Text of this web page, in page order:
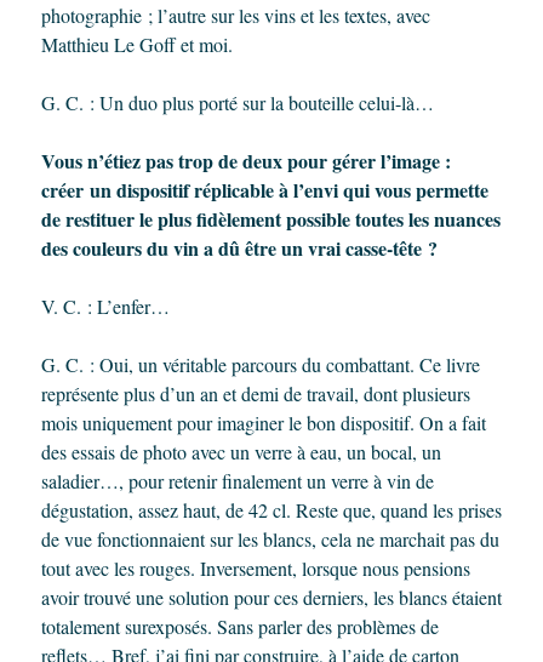
photographie ; l’autre sur les vins et les textes, avec
Matthieu Le Goff et moi.
G. C. : Un duo plus porté sur la bouteille celui-là…
Vous n’étiez pas trop de deux pour gérer l’image :
créer un dispositif réplicable à l’envi qui vous permette
de restituer le plus fidèlement possible toutes les nuances
des couleurs du vin a dû être un vrai casse-tête ?
V. C. : L’enfer…
G. C. : Oui, un véritable parcours du combattant. Ce livre
représente plus d’un an et demi de travail, dont plusieurs
mois uniquement pour imaginer le bon dispositif. On a fait
des essais de photo avec un verre à eau, un bocal, un
saladier…, pour retenir finalement un verre à vin de
dégustation, assez haut, de 42 cl. Reste que, quand les prises
de vue fonctionnaient sur les blancs, cela ne marchait pas du
tout avec les rouges. Inversement, lorsque nous pensions
avoir trouvé une solution pour ces derniers, les blancs étaient
totalement surexposés. Sans parler des problèmes de
reflets… Bref, j’ai fini par construire, à l’aide de carton